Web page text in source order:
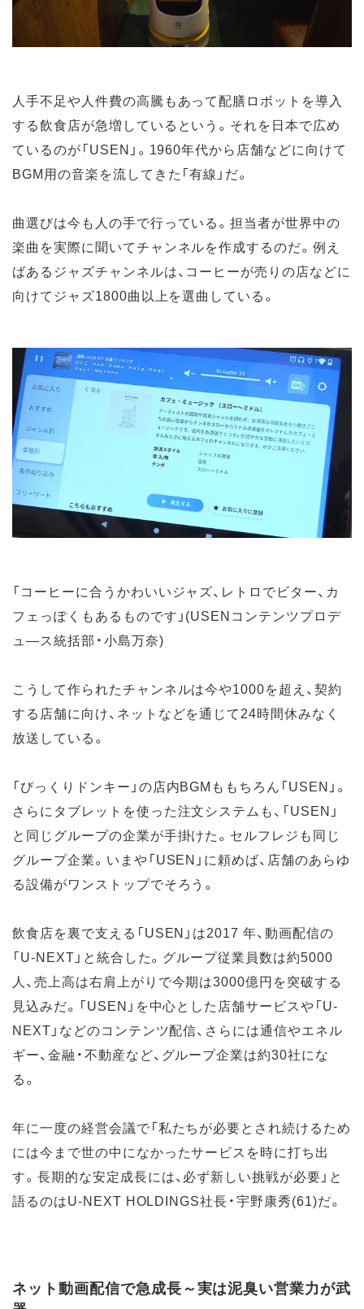
人手不足や人件費の高騰もあって配膳ロボットを導入
する飲食店が急増しているという。それを日本で広め
ているのが「USEN」。1960年代から店舗などに向けて
BGM用の音楽を流してきた「有線」だ。
曲選びは今も人の手で行っている。担当者が世界中の
楽曲を実際に聞いてチャンネルを作成するのだ。例え
ばあるジャズチャンネルは、コーヒーが売りの店などに
向けてジャズ1800曲以上を選曲している。
「コーヒーに合うかわいいジャズ、レトロでビター、カ
フェっぽくもあるものです」(USENコンテンツプロデ
ュ―ス統括部・小島万奈)
こうして作られたチャンネルは今や1000を超え、契約
する店舗に向け、ネットなどを通じて24時間休みなく
放送している。
「びっくりドンキー」の店内BGMももちろん「USEN」。
さらにタブレットを使った注文システムも、「USEN」
と同じグループの企業が手掛けた。セルフレジも同じ
グループ企業。いまや「USEN」に頼めば、店舗のあらゆ
る設備がワンストップでそろう。
飲食店を裏で支える「USEN」は2017 年、動画配信の
「U-NEXT」と統合した。グループ従業員数は約5000
人、売上高は右肩上がりで今期は3000億円を突破する
見込みだ。「USEN」を中心とした店舗サービスや「U-
NEXT」などのコンテンツ配信、さらには通信やエネル
ギー、金融・不動産など、グループ企業は約30社にな
る。
年に一度の経営会議で「私たちが必要とされ続けるため
には今まで世の中になかったサービスを時に打ち出
す。長期的な安定成長には、必ず新しい挑戦が必要」と
語るのはU-NEXT HOLDINGS社長・宇野康秀(61)だ。
ネット動画配信で急成長～実は泥臭い営業力が武